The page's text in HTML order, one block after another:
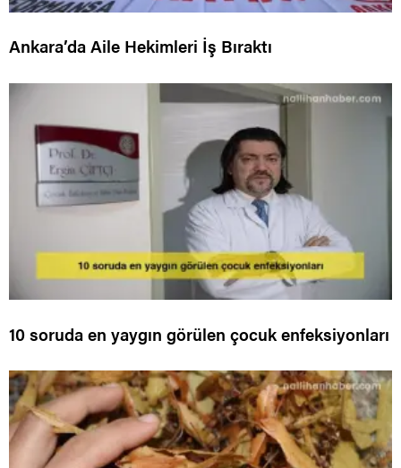
Ankara’da Aile Hekimleri İş Bıraktı
10 soruda en yaygın görülen çocuk enfeksiyonları